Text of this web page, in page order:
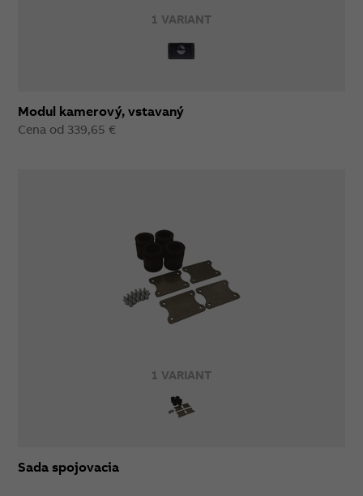
1 VARIANT
Modul kamerový, vstavaný
Cena od 339,65 €
1 VARIANT
Sada spojovacia